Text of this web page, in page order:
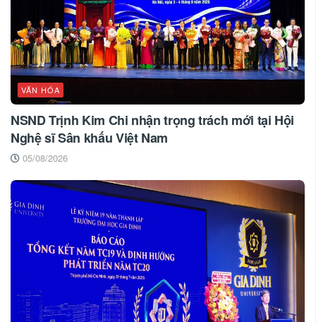
VĂN HÓA
NSND Trịnh Kim Chi nhận trọng trách mới tại Hội
Nghệ sĩ Sân khấu Việt Nam
05/08/2026